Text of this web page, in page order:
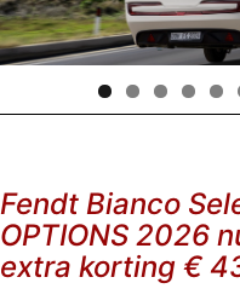
Fendt Bianco
OPTIONS 2026
extra korting €